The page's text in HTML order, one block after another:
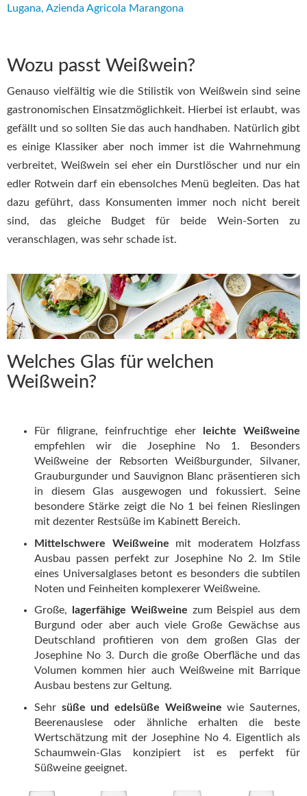
Lugana, Azienda Agricola Marangona
Wozu passt Weißwein?
Genauso vielfältig wie die Stilistik von Weißwein sind seine
gastronomischen Einsatzmöglichkeit. Hierbei ist erlaubt, was
gefällt und so sollten Sie das auch handhaben. Natürlich gibt
es einige Klassiker aber noch immer ist die Wahrnehmung
verbreitet, Weißwein sei eher ein Durstlöscher und nur ein
edler Rotwein darf ein ebensolches Menü begleiten. Das hat
dazu geführt, dass Konsumenten immer noch nicht bereit
sind, das gleiche Budget für beide Wein-Sorten zu
veranschlagen, was sehr schade ist.
Welches Glas für welchen
Weißwein?
Für filigrane, feinfruchtige eher
leichte Weißweine
empfehlen wir die Josephine No 1. Besonders
Weißweine der Rebsorten Weißburgunder, Silvaner,
Grauburgunder und Sauvignon Blanc präsentieren sich
in diesem Glas ausgewogen und fokussiert. Seine
besondere Stärke zeigt die No 1 bei feinen Rieslingen
mit dezenter Restsüße im Kabinett Bereich.
Mittelschwere Weißweine mit moderatem Holzfass
Ausbau passen perfekt zur Josephine No 2. Im Stile
eines Universalglases betont es besonders die subtilen
Noten und Feinheiten komplexerer Weißweine.
Große,
lagerfähige Weißweine zum Beispiel aus dem
Burgund oder aber auch viele Große Gewächse aus
Deutschland profitieren von dem großen Glas der
Josephine No 3. Durch die große Oberfläche und das
Volumen kommen hier auch Weißweine mit Barrique
Ausbau bestens zur Geltung.
Sehr süße und edelsüße Weißweine wie Sauternes,
Beerenauslese oder ähnliche erhalten die beste
Wertschätzung mit der Josephine No 4. Eigentlich als
Schaumwein-Glas konzipiert ist es perfekt für
Süßweine geeignet.